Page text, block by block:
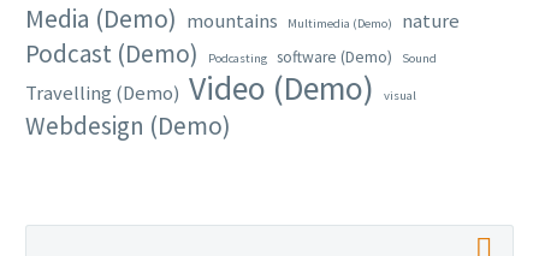
Media (Demo) mountains Multimedia (Demo) nature
Podcast (Demo) Podcasting software (Demo) Sound
Travelling (Demo) Video (Demo) visual
Webdesign (Demo)